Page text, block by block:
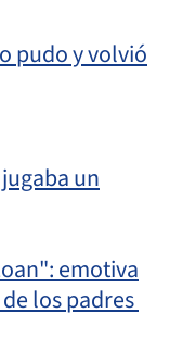
pudo y volvió
un
emotiva
los padres